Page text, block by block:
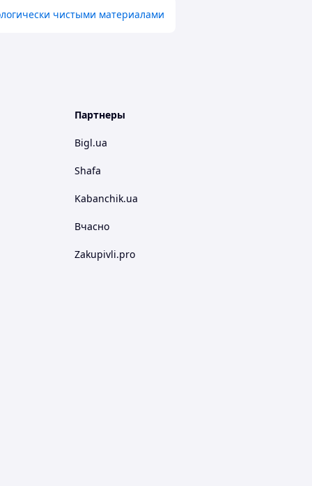
чистыми материалами
Партнеры
Bigl.ua
Shafa
Kabanchik.ua
Вчасно
Zakupivli.pro